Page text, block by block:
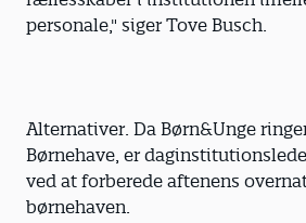
personale," siger Tove Busch.
Alternativer. Da Børn&Unge
Børnehave, er
ved at forberede aftenens
børnehaven.